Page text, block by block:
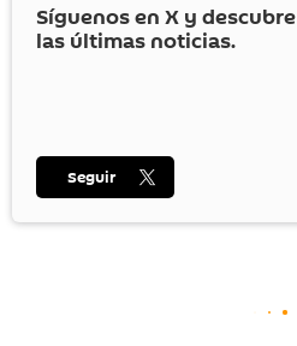
Síguenos en X y descubre
las últimas noticias.
Seguir